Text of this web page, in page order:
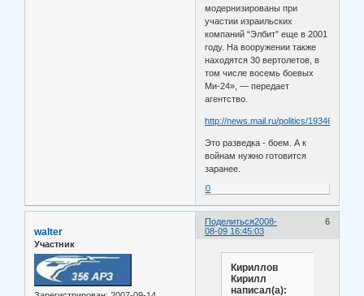
модернизированы при
участии израильских
компаний “Элбит” еще в 2001
году. На вооружении также
находятся 30 вертолетов, в
том числе восемь боевых
Ми-24», — передает
агентство.
http://news.mail.ru/politics/1934637
Это разведка - боем. А к
войнам нужно готовится
заранее.
0
Поделиться 6
2008-
08-09 16:45:03
walter
Участник
Кириллов
Кирилл
написал(а):